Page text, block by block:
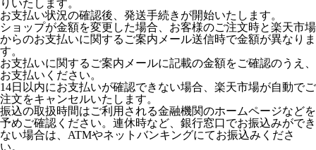
りいたします。
お支払い状況の確認後、発送手続きが開始いたします。
ショップが金額を変更した場合、お客様のご注文時と楽天市場
からのお支払いに関するご案内メール送信時で金額が異なりま
す。
お支払いに関するご案内メールに記載の金額をご確認のうえ、
お支払いください。
14日以内にお支払いが確認できない場合、楽天市場が自動でご
注文をキャンセルいたします。
振込の取扱時間はご利用される金融機関のホームページなどを
予めご確認ください。連休時など、銀行窓口でお振込みができ
ない場合は、ATMやネットバンキングにてお振込みくださ
い。